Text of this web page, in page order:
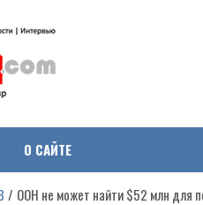
война на
включая события в Новороссии,
О САЙТЕ
ООН не может найти $52 млн для